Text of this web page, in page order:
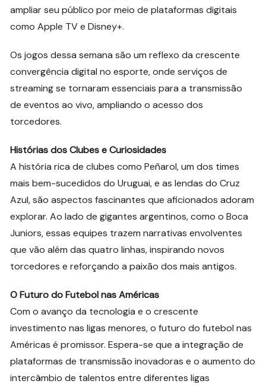
ampliar seu público por meio de plataformas digitais
como Apple TV e Disney+.
Os jogos dessa semana são um reflexo da crescente
convergência digital no esporte, onde serviços de
streaming se tornaram essenciais para a transmissão
de eventos ao vivo, ampliando o acesso dos
torcedores.
Histórias dos Clubes e Curiosidades
A história rica de clubes como Peñarol, um dos times
mais bem-sucedidos do Uruguai, e as lendas do Cruz
Azul, são aspectos fascinantes que aficionados adoram
explorar. Ao lado de gigantes argentinos, como o Boca
Juniors, essas equipes trazem narrativas envolventes
que vão além das quatro linhas, inspirando novos
torcedores e reforçando a paixão dos mais antigos.
O Futuro do Futebol nas Américas
Com o avanço da tecnologia e o crescente
investimento nas ligas menores, o futuro do futebol nas
Américas é promissor. Espera-se que a integração de
plataformas de transmissão inovadoras e o aumento do
intercâmbio de talentos entre diferentes ligas